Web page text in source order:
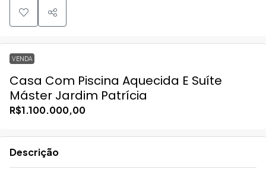
VENDA
Casa Com Piscina Aquecida E Suíte
Máster Jardim Patrícia
R$1.100.000,00
Descrição